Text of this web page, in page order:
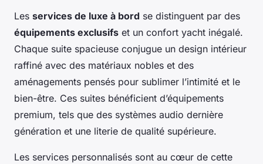
Les services de luxe à bord se distinguent par des
équipements exclusifs et un confort yacht inégalé.
Chaque suite spacieuse conjugue un design intérieur
raffiné avec des matériaux nobles et des
aménagements pensés pour sublimer l’intimité et le
bien-être. Ces suites bénéficient d’équipements
premium, tels que des systèmes audio dernière
génération et une literie de qualité supérieure.
Les services personnalisés sont au cœur de cette